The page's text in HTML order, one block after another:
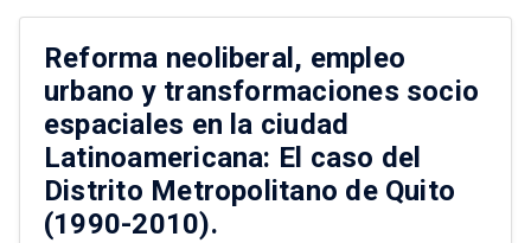
potencial de transformación y cualificación del
espacio urbano, en la medida […]
Reforma neoliberal, empleo
urbano y transformaciones socio
espaciales en la ciudad
Latinoamericana: El caso del
Distrito Metropolitano de Quito
(1990-2010).